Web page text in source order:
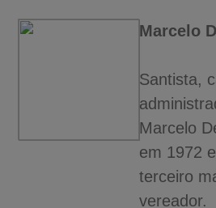
Marcelo
Santista,
Marcelo
em 1972
terceiro
vereador.